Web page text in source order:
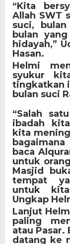
“Kita
Allah SWT
suci,
bulan
hidayah,”
Hasan.
Helmi
syukur
tingkatkan
bulan suci
“Salah
ibadah
kita
baca
untuk
Masjid
tempat
untuk
Ungkap
Lanjut
paling
atau Pasar.
datang ke